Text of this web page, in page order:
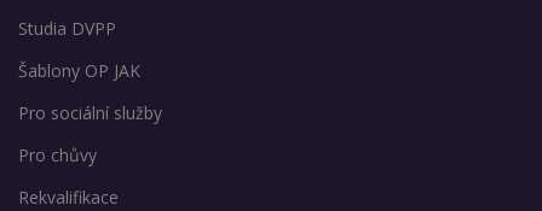
Studia DVPP
Šablony OP JAK
Pro sociální služby
Pro chůvy
Rekvalifikace